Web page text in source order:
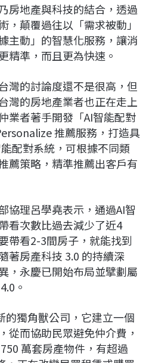
k
房地產與科技的結合，透過
，顛覆過往以「需求被動」
主動」的智慧化服務，讓消
精準，而且更為快速。
灣的討論度還不是很高，但
灣的房地產業者也正在走上
業者著手開發「AI智能配對
推薦服務，打造具
配對系統，可根據不同類
薦策略，精準推薦出客戶有
協理呂學堯表示，通過AI智
看次數比過去減少了近4
帶看2-3間房子，就能找到
著房產科技 3.0 的持續深
，永慶已開始布局並擘劃屬
。
獨角獸公司，它建立一個
從而協助民眾避免仲介費，
萬套房產物件，有超過